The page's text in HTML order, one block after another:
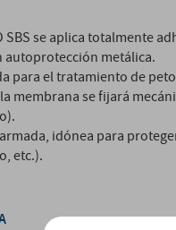
SBS se aplica totalmente
autoprotección metálica.
para el tratamiento de
membrana se fijará
armada, idónea para
etc.).